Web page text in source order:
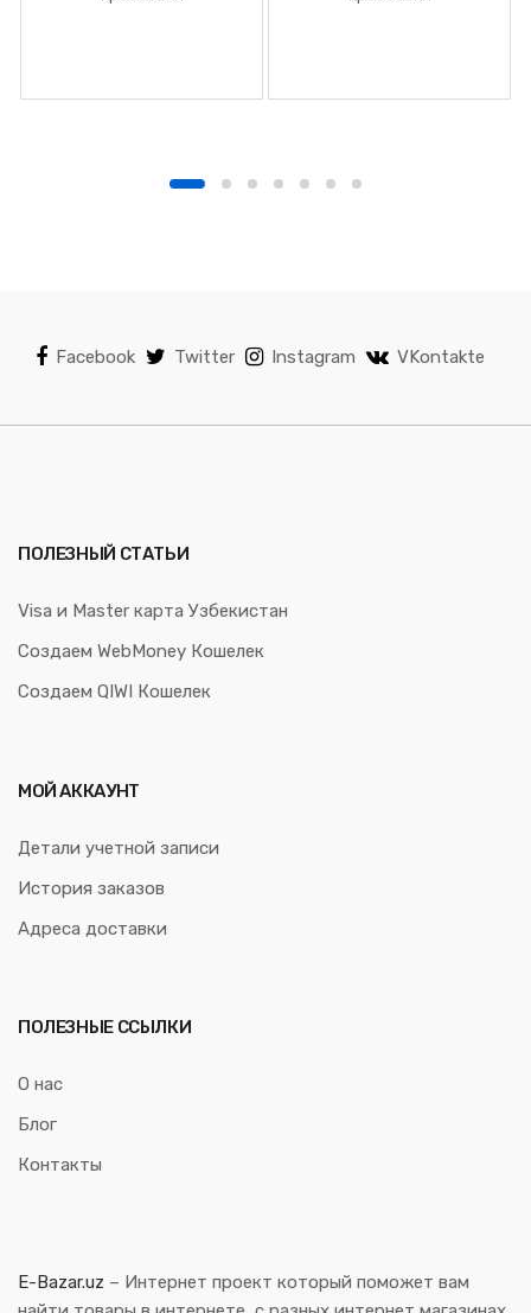
Facebook Twitter Instagram VKontakte
ПОЛЕЗНЫЙ СТАТЬИ
Visa и Master карта Узбекистан
Создаем WebMoney Кошелек
Создаем QIWI Кошелек
МОЙ АККАУНТ
Детали учетной записи
История заказов
Адреса доставки
ПОЛЕЗНЫЕ ССЫЛКИ
О нас
Блог
Контакты
E-Bazar.uz – Интернет проект который поможет вам